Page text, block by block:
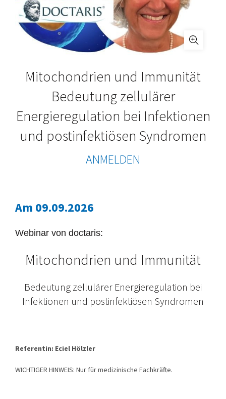
Mitochondrien und Immunität
Bedeutung zellulärer
Energieregulation bei Infektionen
und postinfektiösen Syndromen
ANMELDEN
Am 09.09.2026
Webinar von doctaris:
Mitochondrien und Immunität
Bedeutung zellulärer Energieregulation bei
Infektionen und postinfektiösen Syndromen
Referentin: Eciel Hölzler
WICHTIGER HINWEIS: Nur für medizinische Fachkräfte.